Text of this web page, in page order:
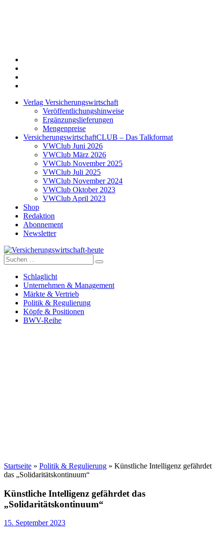
Verlag Versicherungswirtschaft
Veröffentlichungshinweise
Ergänzungslieferungen
Mengenpreise
VersicherungswirtschaftCLUB – Das Talkformat
VWClub Juni 2026
VWClub März 2026
VWClub November 2025
VWClub Juli 2025
VWClub November 2024
VWClub Oktober 2023
VWClub April 2023
Shop
Redaktion
Abonnement
Newsletter
Versicherungswirtschaft-heute
Suche
nach:
Schlaglicht
Unternehmen & Management
Märkte & Vertrieb
Politik & Regulierung
Köpfe & Positionen
BWV-Reihe
Startseite » Politik & Regulierung » Künstliche Intelligenz gefährdet
das „Solidaritätskontinuum“
Künstliche Intelligenz gefährdet das
„Solidaritätskontinuum“
15. September 2023